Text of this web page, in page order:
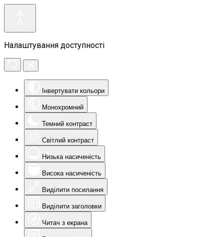
Налаштування доступності
Інвертувати кольори
Монохромний
Темний контраст
Світлий контраст
Низька насиченість
Висока насиченість
Виділити посилання
Виділити заголовки
Читач з екрана